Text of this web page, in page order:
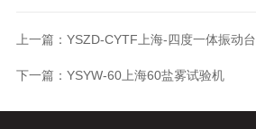
上一篇： YSZD-CYTF上海-四度一体振动台
下一篇： YSYW-60上海60盐雾试验机